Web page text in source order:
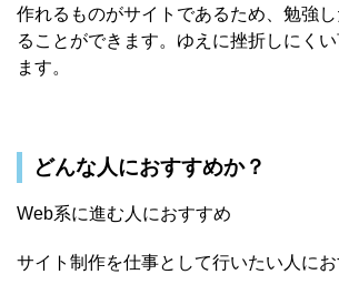
作れるものがサイトであるため、勉強
ることができます。ゆえに挫折しにく
ます。
どんな人におすすめか？
Web系に進む人におすすめ
サイト制作を仕事として行いたい人に